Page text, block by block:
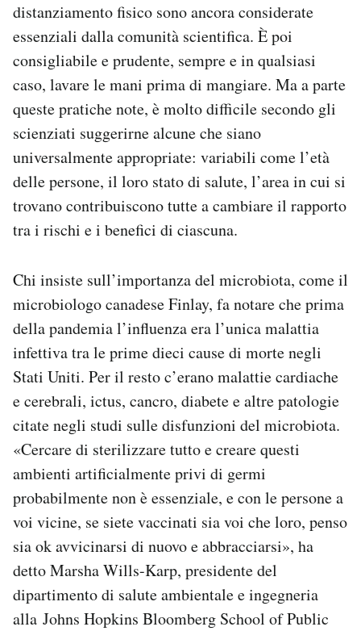
distanziamento fisico sono ancora considerate
essenziali dalla comunità scientifica. È poi
consigliabile e prudente, sempre e in qualsiasi
caso, lavare le mani prima di mangiare. Ma a parte
queste pratiche note, è molto difficile secondo gli
scienziati suggerirne alcune che siano
universalmente appropriate: variabili come l’età
delle persone, il loro stato di salute, l’area in cui si
trovano contribuiscono tutte a cambiare il rapporto
tra i rischi e i benefici di ciascuna.
Chi insiste sull’importanza del microbiota, come il
microbiologo canadese Finlay, fa notare che prima
della pandemia l’influenza era l’unica malattia
infettiva tra le prime dieci cause di morte negli
Stati Uniti. Per il resto c’erano malattie cardiache
e cerebrali, ictus, cancro, diabete e altre patologie
citate negli studi sulle disfunzioni del microbiota.
«Cercare di sterilizzare tutto e creare questi
ambienti artificialmente privi di germi
probabilmente non è essenziale, e con le persone a
voi vicine, se siete vaccinati sia voi che loro, penso
sia ok avvicinarsi di nuovo e abbracciarsi», ha
detto Marsha Wills-Karp, presidente del
dipartimento di salute ambientale e ingegneria
alla Johns Hopkins Bloomberg School of Public